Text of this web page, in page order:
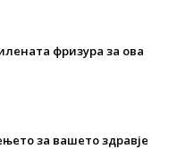
фризура за ова
за вашето здравје